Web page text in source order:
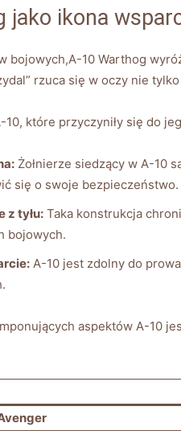
jako ikona⁤
⁢bojowych,A-10 Warthog
‍rzuca ⁣się w⁣ oczy nie
które przyczyniły się do
Żołnierze ⁤siedzący⁢ w A-10
się o swoje bezpieczeństwo.
z tyłu: Taka konstrukcja
bojowych.
A-10 jest ⁤zdolny do
‍aspektów A-10